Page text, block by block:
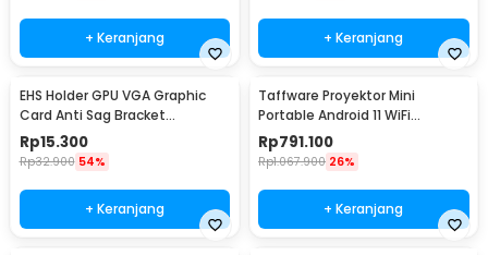
+ Keranjang + Keranjang
EHS Holder GPU VGA Graphic
Card Anti Sag Bracket
Teleskopik Magnetic 75–
120mm - GX30
Rp15.300
Rp32.900 54%
+ Keranjang
Taffware Proyektor Mini
Portable Android 11 WiFi
Bluetooth 720P - HY320
Rp791.100
Rp1.067.900 26%
+ Keranjang